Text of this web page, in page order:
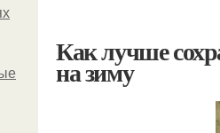
Как лучше
на зиму